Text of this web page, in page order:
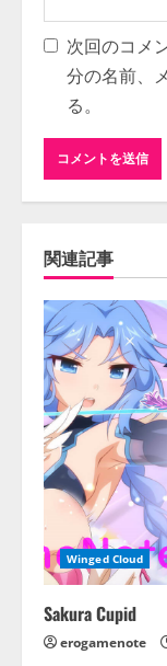
次回のコメ
分の名前、
る。
関連記事
Winged Cloud
Sakura Cupid
erogamenote